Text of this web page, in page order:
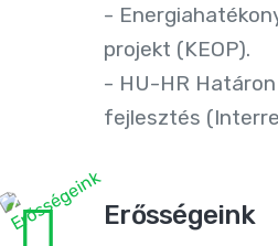
-
projekt (KEOP).
- HU-HR
fejlesztés
Erősségeink